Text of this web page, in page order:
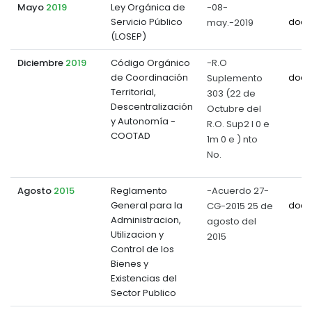
Mayo 2019
Ley Orgánica de
Servicio Público
(LOSEP)
-08-
may.-2019
Diciembre 2019
Código Orgánico
de Coordinación
Territorial,
Descentralización
y Autonomía -
COOTAD
-R.O
Suplemento
303 (22 de
Octubre del
R.O. Sup2 l 0 e
1m 0 e ) nto
No.
Agosto 2015
Reglamento
General para la
Administracion,
Utilizacion y
Control de los
Bienes y
Existencias del
Sector Publico
-Acuerdo 27-
CG-2015 25 de
agosto del
2015